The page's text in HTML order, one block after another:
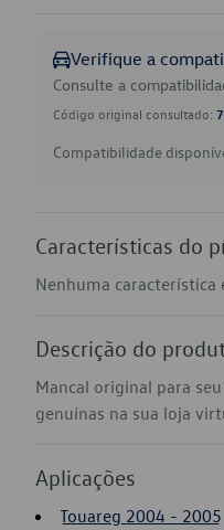
Verifique a
Consulte a
Código original consultado:
Compatibilidade
Características do
Nenhuma característica
Descrição do
Mancal original para
genuínas na sua loja
Aplicações
Touareg 2004 - 2005